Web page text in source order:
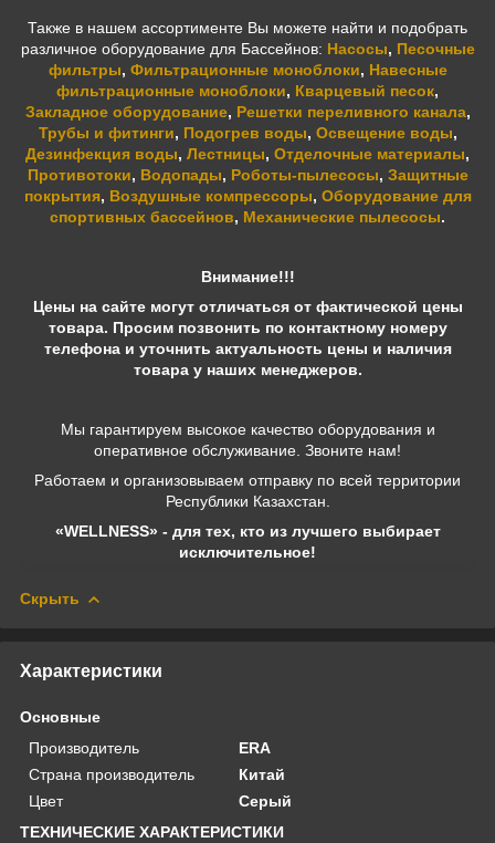
Также в нашем ассортименте Вы можете найти и подобрать
различное оборудование для Бассейнов: Насосы, Песочные
фильтры, Фильтрационные моноблоки, Навесные
фильтрационные моноблоки, Кварцевый песок,
Закладное оборудование, Решетки переливного канала,
Трубы и фитинги, Подогрев воды, Освещение воды,
Дезинфекция воды, Лестницы, Отделочные материалы,
Противотоки, Водопады, Роботы-пылесосы, Защитные
покрытия, Воздушные компрессоры, Оборудование для
спортивных бассейнов, Механические пылесосы.
Внимание!!!
Цены на сайте могут отличаться от фактической цены
товара. Просим позвонить по контактному номеру
телефона и уточнить актуальность цены и наличия
товара у наших менеджеров.
Мы гарантируем высокое качество оборудования и
оперативное обслуживание. Звоните нам!
Работаем и организовываем отправку по всей территории
Республики Казахстан.
«WELLNESS» - для тех, кто из лучшего выбирает
исключительное!
Скрыть
Характеристики
Основные
Производитель
ERA
Страна производитель
Китай
Цвет
Серый
ТЕХНИЧЕСКИЕ ХАРАКТЕРИСТИКИ